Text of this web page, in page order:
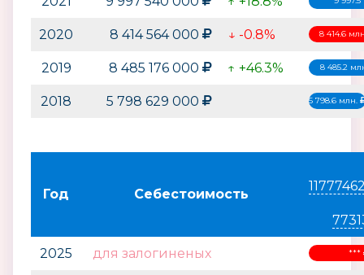
2020 8 414 564 000 ↓ -0.8% 8 414.6
2019 8 485 176 000 ↑ +46.3% 8 485.2
2018 5 798 629 000 5 798.6 млн.
Год Себестоимость
2025 для залогиненых ***